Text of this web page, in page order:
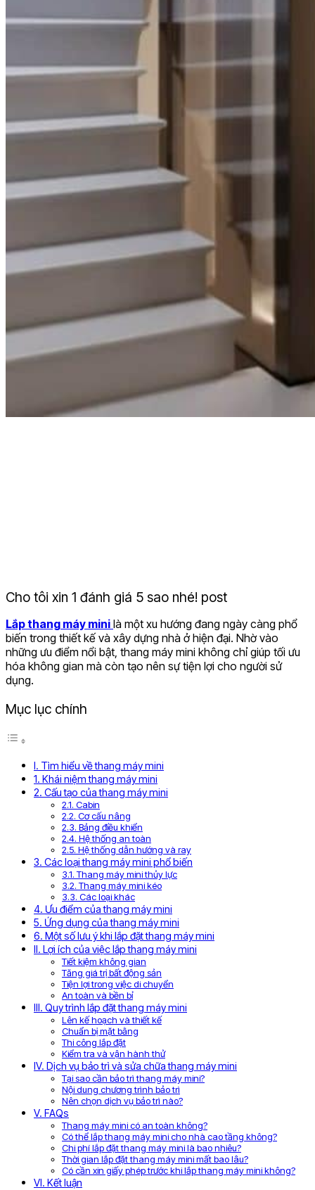
Cho tôi xin 1 đánh giá 5 sao nhé! post
Lắp thang máy mini là một xu hướng đang ngày càng phổ
biến trong thiết kế và xây dựng nhà ở hiện đại. Nhờ vào
những ưu điểm nổi bật, thang máy mini không chỉ giúp tối ưu
hóa không gian mà còn tạo nên sự tiện lợi cho người sử
dụng.
Mục lục chính
I. Tìm hiểu về thang máy mini
1. Khái niệm thang máy mini
2. Cấu tạo của thang máy mini
2.1. Cabin
2.2. Cơ cấu nâng
2.3. Bảng điều khiển
2.4. Hệ thống an toàn
2.5. Hệ thống dẫn hướng và ray
3. Các loại thang máy mini phổ biến
3.1. Thang máy mini thủy lực
3.2. Thang máy mini kéo
3.3. Các loại khác
4. Ưu điểm của thang máy mini
5. Ứng dụng của thang máy mini
6. Một số lưu ý khi lắp đặt thang máy mini
II. Lợi ích của việc lắp thang máy mini
Tiết kiệm không gian
Tăng giá trị bất động sản
Tiện lợi trong việc di chuyển
An toàn và bền bỉ
III. Quy trình lắp đặt thang máy mini
Lên kế hoạch và thiết kế
Chuẩn bị mặt bằng
Thi công lắp đặt
Kiểm tra và vận hành thử
IV. Dịch vụ bảo trì và sửa chữa thang máy mini
Tại sao cần bảo trì thang máy mini?
Nội dung chương trình bảo trì
Nên chọn dịch vụ bảo trì nào?
V. FAQs
Thang máy mini có an toàn không?
Có thể lắp thang máy mini cho nhà cao tầng không?
Chi phí lắp đặt thang máy mini là bao nhiêu?
Thời gian lắp đặt thang máy mini mất bao lâu?
Có cần xin giấy phép trước khi lắp thang máy mini không?
VI. Kết luận